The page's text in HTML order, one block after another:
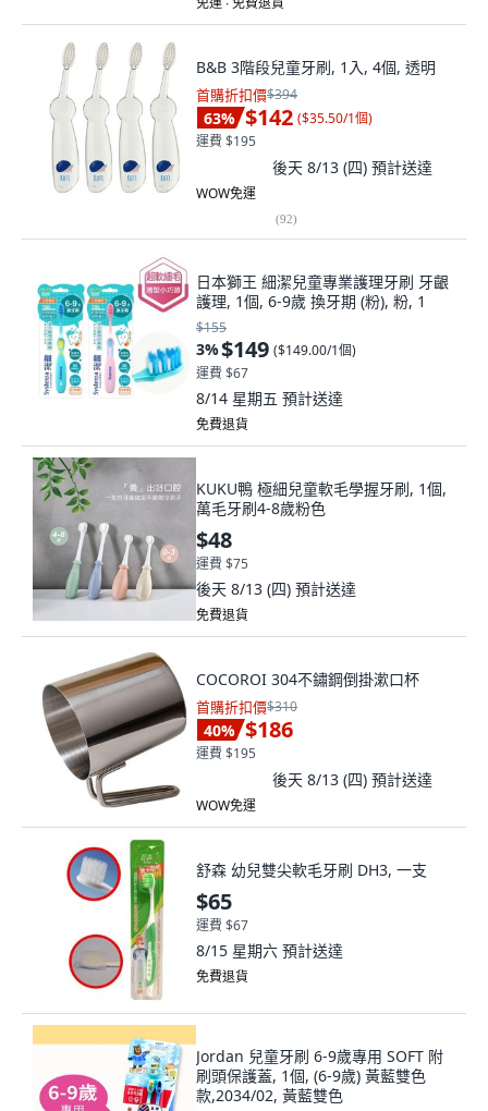
B&B 3階段兒童牙刷, 1入, 4個, 透明
首購折扣價$394
63% $142 ($35.50/1個)
運費 $195
後天 8/13 (四) 預計送達
WOW免運
(92)
日本獅王 細潔兒童專業護理牙刷 牙齦
護理, 1個, 6-9歲 換牙期 (粉), 粉, 1
$155
3%$149 ($149.00/1個)
運費 $67
8/14 星期五 預計送達
免費退貨
KUKU鴨 極細兒童軟毛學握牙刷, 1個,
萬毛牙刷4-8歲粉色
$48
運費 $75
後天 8/13 (四) 預計送達
免費退貨
COCOROI 304不鏽鋼倒掛漱口杯
首購折扣價$310
40% $186
運費 $195
後天 8/13 (四) 預計送達
WOW免運
舒森 幼兒雙尖軟毛牙刷 DH3, 一支
$65
運費 $67
8/15 星期六 預計送達
免費退貨
Jordan 兒童牙刷 6-9歲專用 SOFT 附
刷頭保護蓋, 1個, (6-9歲) 黃藍雙色
款,2034/02, 黃藍雙色